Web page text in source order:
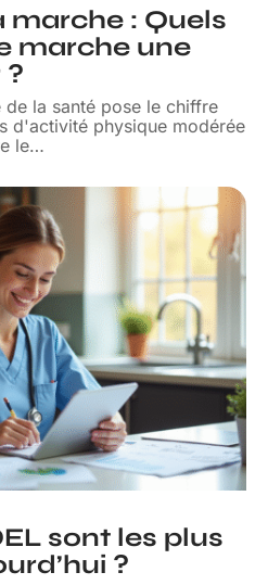
marche : Quels
marche une
la santé pose le chiffre
d'activité physique modérée
le…
sont les plus
?